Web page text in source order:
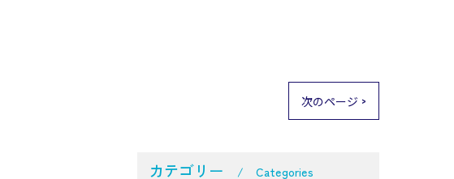
次のページ >
カテゴリー Categories